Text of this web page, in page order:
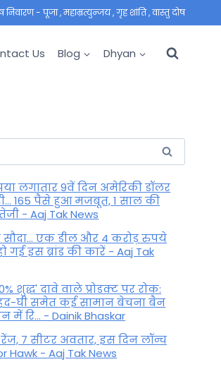
- पूजा , महाम्रत्युन्जय , गृह शांति , वास्तु दोष
Us Blog Dhyan
लगातार 9वें दिन अमेरिकी डॉलर
165 पैसे हुआ मजबूत, 1 साल की
- Aaj Tak News
एक डील और 4 करोड़ रुपये
गई इस ब्रांड की कारें - Aaj Tak
शुद्ध' दावे वाले प्रोडक्ट पर रोक:
घी समेत कई सामान बेचना बैन
में रि... - Dainik Bhaskar
रेंज, 7 सीटर अवतार, इस दिन लॉन्च
Hawk - Aaj Tak News